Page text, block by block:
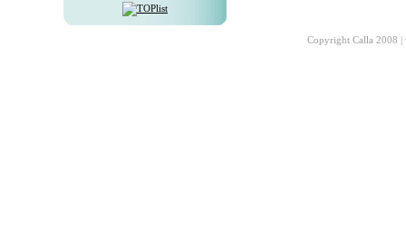
Copyright Calla 2008 |